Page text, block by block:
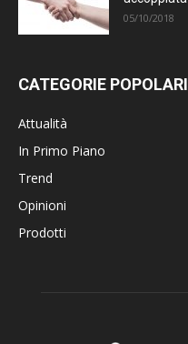
05/10/2018
CATEGORIE POPOLARI
Attualità
In Primo Piano
Trend
Opinioni
Prodotti